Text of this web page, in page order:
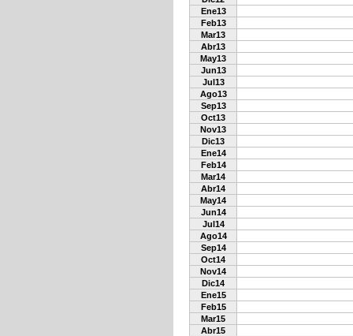
Ene13
Feb13
Mar13
Abr13
May13
Jun13
Jul13
Ago13
Sep13
Oct13
Nov13
Dic13
Ene14
Feb14
Mar14
Abr14
May14
Jun14
Jul14
Ago14
Sep14
Oct14
Nov14
Dic14
Ene15
Feb15
Mar15
Abr15